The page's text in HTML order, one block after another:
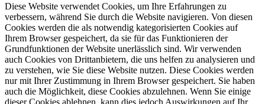
Diese Website verwendet Cookies, um Ihre Erfahrungen zu
verbessern, während Sie durch die Website navigieren. Von diesen
Cookies werden die als notwendig kategorisierten Cookies auf
Ihrem Browser gespeichert, da sie für das Funktionieren der
Grundfunktionen der Website unerlässlich sind. Wir verwenden
auch Cookies von Drittanbietern, die uns helfen zu analysieren und
zu verstehen, wie Sie diese Website nutzen. Diese Cookies werden
nur mit Ihrer Zustimmung in Ihrem Browser gespeichert. Sie haben
auch die Möglichkeit, diese Cookies abzulehnen. Wenn Sie einige
dieser Cookies ablehnen, kann dies jedoch Auswirkungen auf Ihr